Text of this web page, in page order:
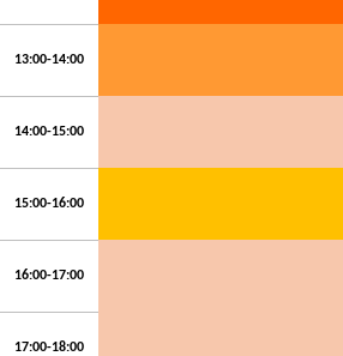
13:00-14:00
14:00-15:00
15:00-16:00
16:00-17:00
17:00-18:00